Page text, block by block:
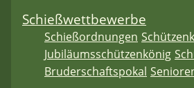
Schießwettbewerbe
Schießordnungen
Jubiläumsschützenkönig
Bruderschaftspokal